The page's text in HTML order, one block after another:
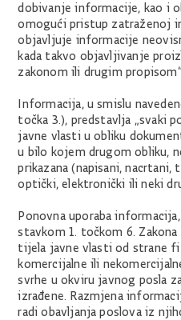
dobivanje informacije, kao i
omogući pristup zatraženoj
objavljuje informacije
kada takvo objavljivanje
zakonom ili drugim
Informacija, u smislu
točka 3.), predstavlja „svaki
javne vlasti u obliku
u bilo kojem drugom obliku,
prikazana (napisani,
optički, elektronički ili neki
Ponovna uporaba
stavkom 1. točkom 6.
tijela javne vlasti od strane
komercijalne ili
svrhe u okviru javnog posla
izrađene. Razmjena
radi obavljanja poslova iz